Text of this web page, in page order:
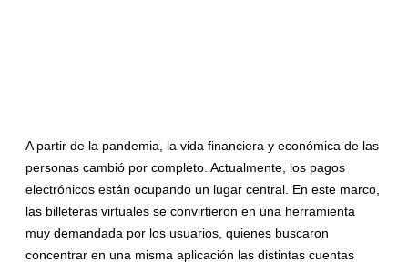
A partir de la pandemia, la vida financiera y económica de las
personas cambió por completo. Actualmente, los pagos
electrónicos están ocupando un lugar central. En este marco,
las billeteras virtuales se convirtieron en una herramienta
muy demandada por los usuarios, quienes buscaron
concentrar en una misma aplicación las distintas cuentas